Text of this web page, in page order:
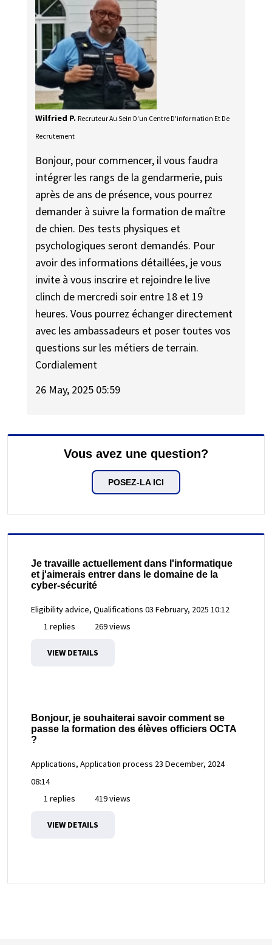
Wilfried P. Recruteur Au Sein D'un Centre D'information Et De
Recrutement
Bonjour, pour commencer, il vous faudra
intégrer les rangs de la gendarmerie, puis
après de ans de présence, vous pourrez
demander à suivre la formation de maître
de chien. Des tests physiques et
psychologiques seront demandés. Pour
avoir des informations détaillées, je vous
invite à vous inscrire et rejoindre le live
clinch de mercredi soir entre 18 et 19
heures. Vous pourrez échanger directement
avec les ambassadeurs et poser toutes vos
questions sur les métiers de terrain.
Cordialement
26 May, 2025 05:59
Vous avez une question?
POSEZ-LA ICI
Je travaille actuellement dans l'informatique
et j'aimerais entrer dans le domaine de la
cyber-sécurité
Eligibility advice, Qualifications 03 February, 2025 10:12
1 replies
269 views
VIEW DETAILS
Bonjour, je souhaiterai savoir comment se
passe la formation des élèves officiers OCTA
?
Applications, Application process 23 December, 2024
08:14
1 replies
419 views
VIEW DETAILS